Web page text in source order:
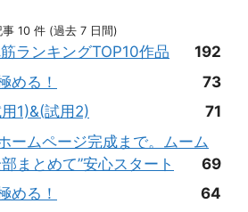
10 件 (過去 7 日間)
ランキングTOP10作品
192
める！
73
1)&(試用2)
71
ームページ完成まで。ムーム
まとめて”安心スタート
69
める！
64